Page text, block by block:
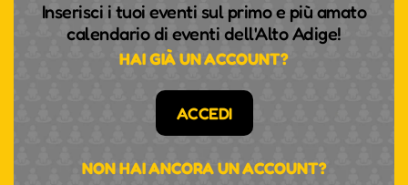
Inserisci i tuoi eventi sul primo e più amato
calendario di eventi dell'Alto Adige!
HAI GIÀ UN ACCOUNT?
ACCEDI
NON HAI ANCORA UN ACCOUNT?